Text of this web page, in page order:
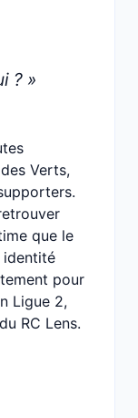
? »
Verts,
que le
pour
Ligue 2,
RC Lens.